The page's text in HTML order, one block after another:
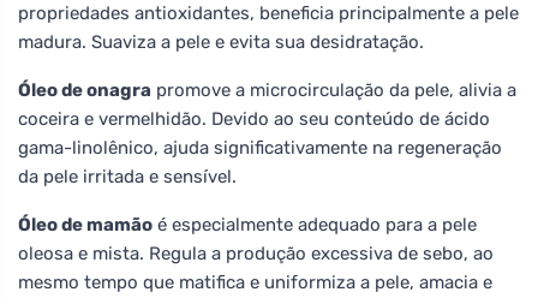
propriedades antioxidantes, beneficia principalmente a pele
madura. Suaviza a pele e evita sua desidratação.
Óleo de onagra promove a microcirculação da pele, alivia a
coceira e vermelhidão. Devido ao seu conteúdo de ácido
gama-linolênico, ajuda significativamente na regeneração
da pele irritada e sensível.
Óleo de mamão é especialmente adequado para a pele
oleosa e mista. Regula a produção excessiva de sebo, ao
mesmo tempo que matifica e uniformiza a pele, amacia e